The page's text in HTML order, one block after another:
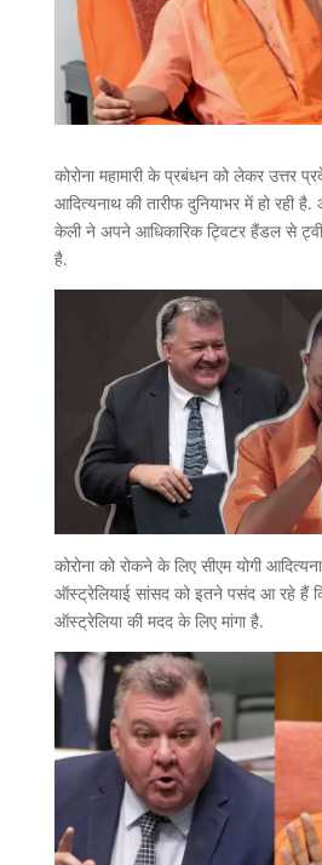
कोरोना महामारी के प्रबंधन को लेकर उत्तर
आदित्यनाथ की तारीफ दुनियाभर में हो रही
केली ने अपने आधिकारिक ट्विटर हैंडल से
है.
कोरोना को रोकने के लिए सीएम योगी
ऑस्ट्रेलियाई सांसद को इतने पसंद आ रहे हैं कि
ऑस्ट्रेलिया की मदद के लिए मांगा है.